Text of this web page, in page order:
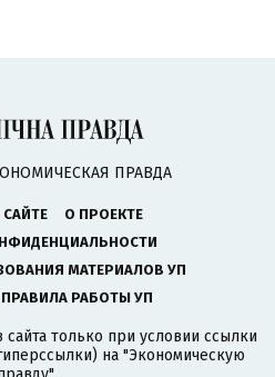
ПРАВДА
О ПРОЕКТЕ
МАТЕРИАЛОВ УП
РАБОТЫ УП
только при условии ссылки
на "Экономическую